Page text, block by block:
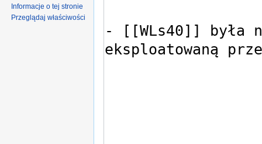
Informacje o tej stronie
Przeglądaj właściwości